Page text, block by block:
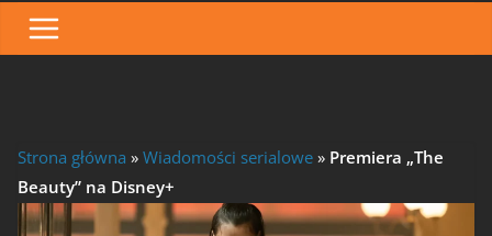
Strona główna » Wiadomości serialowe » Premiera „The
Beauty” na Disney+